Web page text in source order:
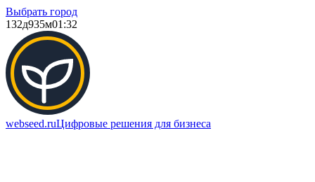
Выбрать город
132д935м01:32
webseed.ruЦифровые решения для бизнеса